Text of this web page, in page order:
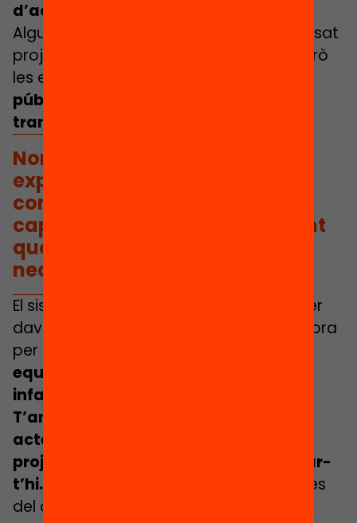
d’aquest camp a Europa són dones.
Algunes escoles i universitats han impulsat
projectes per reduir aquesta bretxa, però
les expertes reclamen
públiques que impliquin una
transformació en tots els centres.
Només amb la visió i les
experiències del conjunt de la
comunitat educativa serem
capaços de fer el salt endavant
que el sistema educatiu
necessita.
El sistema educatiu català té encara per
davant importants oportunitats de millora
per caminar
equitativa i de qualitat per a tots els
infants i joves del país.
T’animem a estar al dia dels pròxims
actes i jornades, publicacions i nous
projectes de la Fundació, i a involucrar-
t’hi. Només amb la visió i les experiències
del conjunt de la comunitat educativa